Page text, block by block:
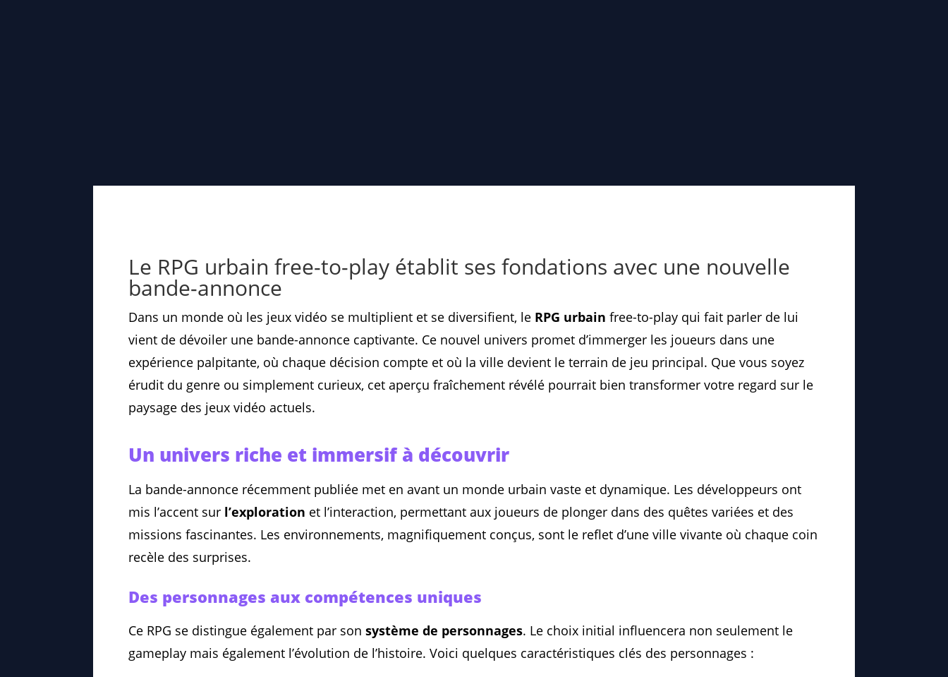
Le RPG urbain free-to-play établit ses fondations avec une nouvelle
bande-annonce
Dans un monde où les jeux vidéo se multiplient et se diversifient, le RPG urbain free-to-play qui fait parler de lui
vient de dévoiler une bande-annonce captivante. Ce nouvel univers promet d’immerger les joueurs dans une
expérience palpitante, où chaque décision compte et où la ville devient le terrain de jeu principal. Que vous soyez
érudit du genre ou simplement curieux, cet aperçu fraîchement révélé pourrait bien transformer votre regard sur le
paysage des jeux vidéo actuels.
Un univers riche et immersif à découvrir
La bande-annonce récemment publiée met en avant un monde urbain vaste et dynamique. Les développeurs ont
mis l’accent sur l’exploration et l’interaction, permettant aux joueurs de plonger dans des quêtes variées et des
missions fascinantes. Les environnements, magnifiquement conçus, sont le reflet d’une ville vivante où chaque coin
recèle des surprises.
Des personnages aux compétences uniques
Ce RPG se distingue également par son système de personnages. Le choix initial influencera non seulement le
gameplay mais également l’évolution de l’histoire. Voici quelques caractéristiques clés des personnages :